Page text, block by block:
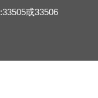
或33506